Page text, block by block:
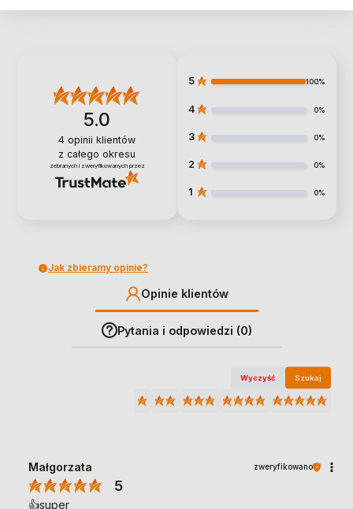
5.0
4 opinii klientów
z całego okresu
zebranych i zweryfikowanych przez
5 100%
4 0%
3 0%
2 0%
1 0%
Jak zbieramy opinie?
Opinie klientów
Pytania i odpowiedzi (0)
Wyczyść Szukaj
Małgorzata zweryfikowano
5
👍️super